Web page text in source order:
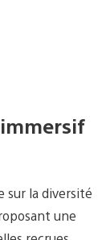
sur la diversité
une